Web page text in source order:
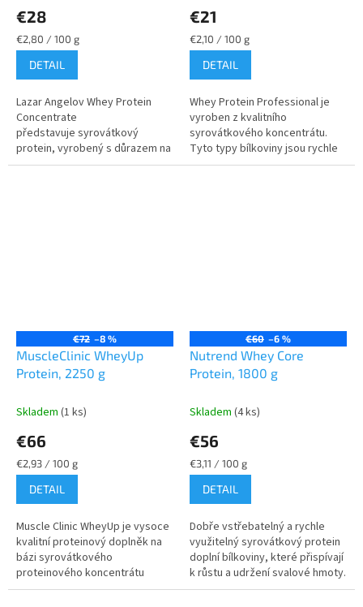
€28
Jednotková
cena:
€2,80 / 100 g
DETAIL
Lazar Angelov Whey Protein
Concentrate
představuje syrovátkový
protein, vyrobený s důrazem na
snadnou konzumaci a vysokou
€21
Jednotková
cena:
€2,10 / 100 g
DETAIL
Whey Protein Professional je
vyroben z kvalitního
syrovátkového koncentrátu.
Tyto typy bílkoviny jsou rychle
vstřebatelné a mají vynikající
€72 –8 %
MuscleClinic WheyUp
Protein, 2250 g
Skladem (1 ks)
€66
Jednotková
cena:
€2,93 / 100 g
DETAIL
Muscle Clinic WheyUp je vysoce
kvalitní proteinový doplněk na
bázi syrovátkového
proteinového koncentrátu
(WPC) a syrovátkového
€60 –6 %
Nutrend Whey Core
Protein, 1800 g
Skladem (4 ks)
€56
Jednotková
cena:
€3,11 / 100 g
DETAIL
Dobře vstřebatelný a rychle
využitelný syrovátkový protein
doplní bílkoviny, které přispívají
k růstu a udržení svalové hmoty.
Oblibu si našel ale i v dietních